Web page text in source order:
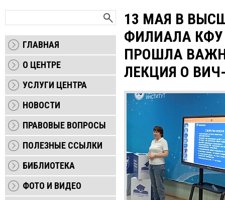
ГЛАВНАЯ
О ЦЕНТРЕ
УСЛУГИ ЦЕНТРА
НОВОСТИ
ПРАВОВЫЕ ВОПРОСЫ
ПОЛЕЗНЫЕ ССЫЛКИ
БИБЛИОТЕКА
ФОТО И ВИДЕО
13 МАЯ В
ФИЛИАЛА
ПРОШЛА
ЛЕКЦИЯ О